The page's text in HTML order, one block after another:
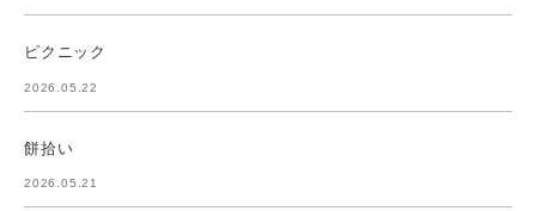
ピクニック
2026.05.22
餅拾い
2026.05.21